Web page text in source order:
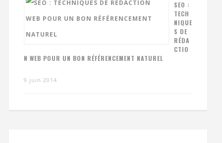
SEO :
TECH
NIQUE
S DE
RÉDA
CTIO
N WEB POUR UN BON RÉFÉRENCEMENT NATUREL
9 juin 2014